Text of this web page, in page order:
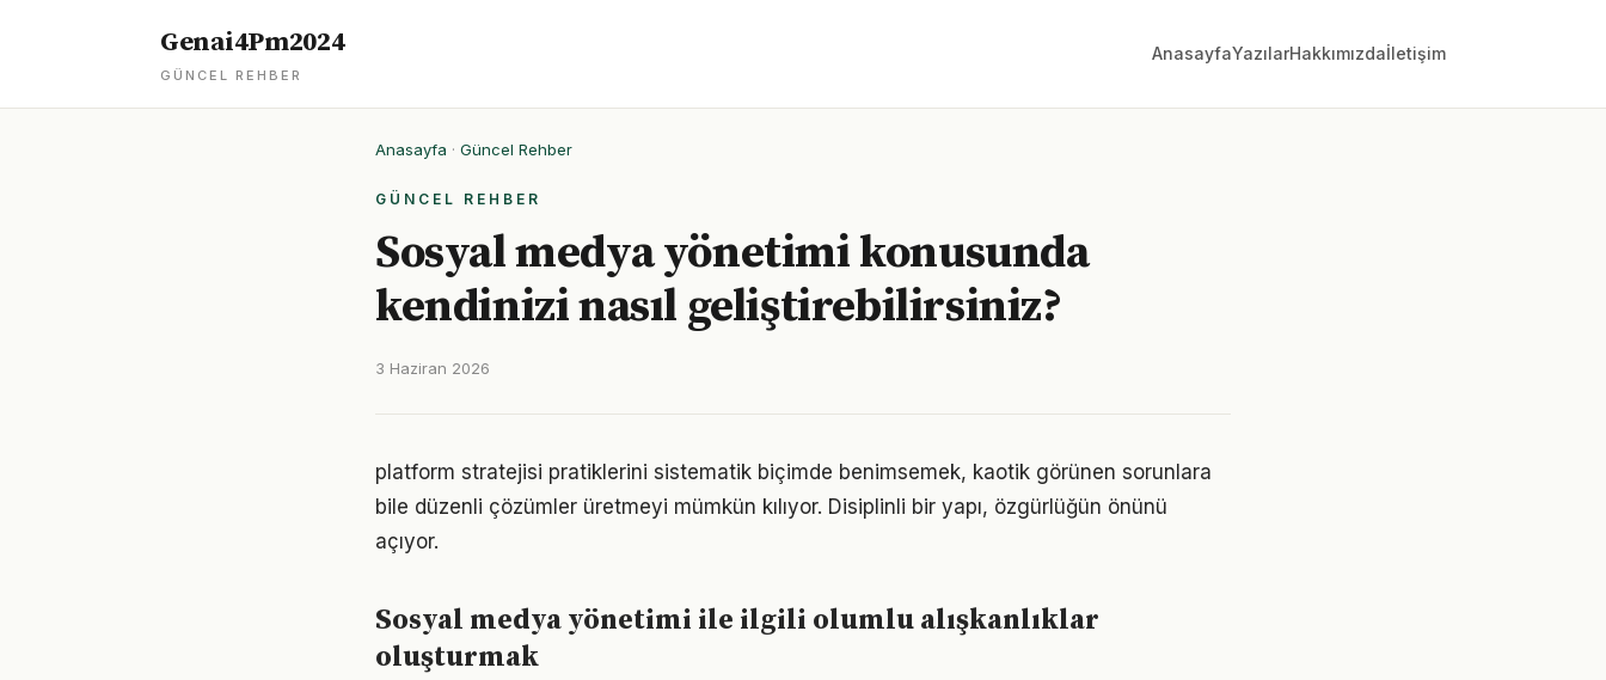
Genai4Pm2024
GÜNCEL REHBER
AnasayfaYazılarHakkımızdaİletişim
Anasayfa · Güncel Rehber
GÜNCEL REHBER
Sosyal medya yönetimi konusunda
kendinizi nasıl geliştirebilirsiniz?
3 Haziran 2026
platform stratejisi pratiklerini sistematik biçimde benimsemek, kaotik görünen sorunlara
bile düzenli çözümler üretmeyi mümkün kılıyor. Disiplinli bir yapı, özgürlüğün önünü
açıyor.
Sosyal medya yönetimi ile ilgili olumlu alışkanlıklar
oluşturmak